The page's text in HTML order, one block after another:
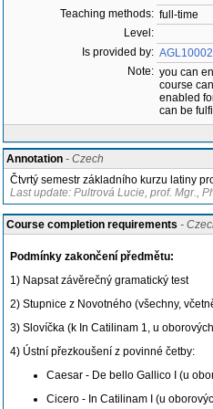
Teaching methods: full-time
Level:
Is provided by:
Note: you can
course
enabled
can be
Annotation - Czech
Čtvrtý semestr základního kurzu latiny
Last update: Pultrová Lucie, prof. Mgr.,
Course completion requirements -
Podmínky zakončení předmětu:
1) Napsat závěrečný gramatický test
2) Stupnice z Novotného (všechny,
3) Slovíčka (k In Catilinam 1, u
4) Ústní přezkoušení z povinné četby:
Caesar - De bello Gallico I (u
Cicero - In Catilinam I (u